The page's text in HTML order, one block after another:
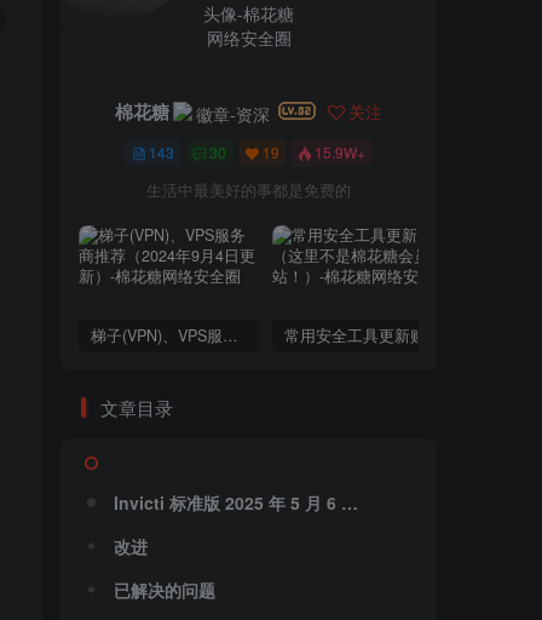
棉花糖 关注
143 30 19 15.9W+
生活中最美好的事都是免费的
梯子(VPN)、VPS服务商推荐（2024年9月4日更新）
文章目录
Invicti 标准版 2025 年 5 月 6 日 v25.5.0
改进
已解决的问题